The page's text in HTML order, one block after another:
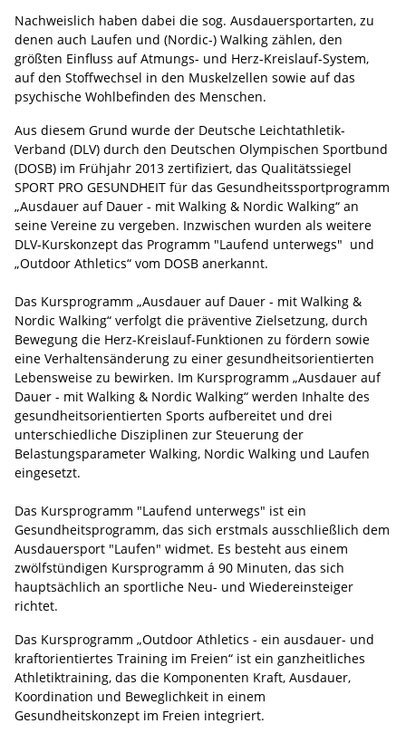
Nachweislich haben dabei die sog. Ausdauersportarten, zu
denen auch Laufen und (Nordic-) Walking zählen, den
größten Einfluss auf Atmungs- und Herz-Kreislauf-System,
auf den Stoffwechsel in den Muskelzellen sowie auf das
psychische Wohlbefinden des Menschen.
Aus diesem Grund wurde der Deutsche Leichtathletik-
Verband (DLV) durch den Deutschen Olympischen Sportbund
(DOSB) im Frühjahr 2013 zertifiziert, das Qualitätssiegel
SPORT PRO GESUNDHEIT für das Gesundheitssportprogramm
„Ausdauer auf Dauer - mit Walking & Nordic Walking“ an
seine Vereine zu vergeben. Inzwischen wurden als weitere
DLV-Kurskonzept das Programm "Laufend unterwegs" und
„Outdoor Athletics“ vom DOSB anerkannt.
Das Kursprogramm „Ausdauer auf Dauer - mit Walking &
Nordic Walking“ verfolgt die präventive Zielsetzung, durch
Bewegung die Herz-Kreislauf-Funktionen zu fördern sowie
eine Verhaltensänderung zu einer gesundheitsorientierten
Lebensweise zu bewirken. Im Kursprogramm „Ausdauer auf
Dauer - mit Walking & Nordic Walking“ werden Inhalte des
gesundheitsorientierten Sports aufbereitet und drei
unterschiedliche Disziplinen zur Steuerung der
Belastungsparameter Walking, Nordic Walking und Laufen
eingesetzt.
Das Kursprogramm "Laufend unterwegs" ist ein
Gesundheitsprogramm, das sich erstmals ausschließlich dem
Ausdauersport "Laufen" widmet. Es besteht aus einem
zwölfstündigen Kursprogramm á 90 Minuten, das sich
hauptsächlich an sportliche Neu- und Wiedereinsteiger
richtet.
Das Kursprogramm „Outdoor Athletics - ein ausdauer- und
kraftorientiertes Training im Freien“ ist ein ganzheitliches
Athletiktraining, das die Komponenten Kraft, Ausdauer,
Koordination und Beweglichkeit in einem
Gesundheitskonzept im Freien integriert.